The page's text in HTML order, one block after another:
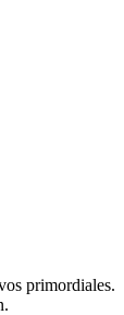
primordiales.